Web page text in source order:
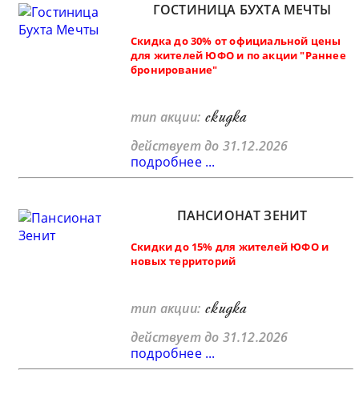
ГОСТИНИЦА БУХТА МЕЧТЫ
Скидка до 30% от официальной цены
для жителей ЮФО и по акции "Раннее
бронирование"
тип акции: скидка
действует до 31.12.2026
подробнее ...
ПАНСИОНАТ ЗЕНИТ
Скидки до 15% для жителей ЮФО и
новых территорий
тип акции: скидка
действует до 31.12.2026
подробнее ...